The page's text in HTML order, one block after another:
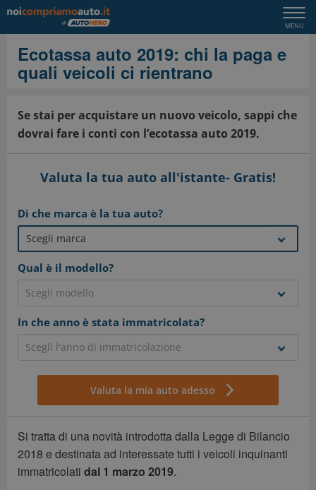
MENU
Ecotassa auto 2019: chi la paga e
quali veicoli ci rientrano
Se stai per acquistare un nuovo veicolo, sappi che
dovrai fare i conti con l’ecotassa auto 2019.
Valuta la tua auto all'istante- Gratis!
Di che marca è la tua auto?
Qual è il modello?
In che anno è stata immatricolata?
Valuta la mia auto adesso
Si tratta di una novità introdotta dalla Legge di Bilancio
2018 e destinata ad interessate tutti i veicoli inquinanti
immatricolati dal 1 marzo 2019.